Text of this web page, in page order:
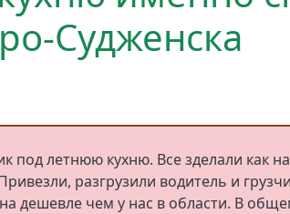
Судженска
под летнюю кухню. Все зделали как
разгрузили водитель и
дешевле чем у нас в области. В